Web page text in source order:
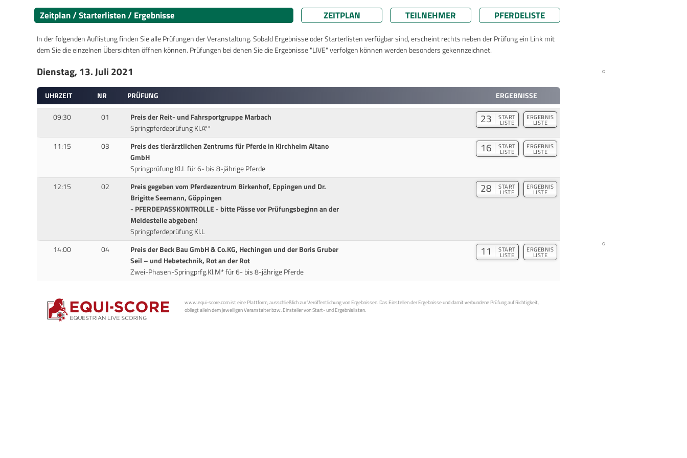
Zeitplan / Starterlisten / Ergebnisse ZEITPLAN TEILNEHMER PFERDELISTE
In der folgenden Auflistung finden Sie alle Prüfungen der Veranstaltung. Sobald Ergebnisse oder Starterlisten verfügbar sind, erscheint rechts neben der Prüfung ein Link mit
dem Sie die einzelnen Übersichten öffnen können. Prüfungen bei denen Sie die Ergebnisse "LIVE" verfolgen können werden besonders gekennzeichnet.
Dienstag, 13. Juli 2021
UHRZEIT NR PRÜFUNG
ERGEBNISSE
09:30
01
Preis der Reit- und Fahrsportgruppe Marbach
Springpferdeprüfung Kl.A**
23 START
LISTE
ERGEBNIS
LISTE
11:15 03
Preis des tierärztlichen Zentrums für Pferde in Kirchheim Altano
GmbH
Springprüfung Kl.L für 6- bis 8-jährige Pferde
16 START
LISTE
ERGEBNIS
LISTE
12:15 02
Preis gegeben vom Pferdezentrum Birkenhof, Eppingen und Dr.
Brigitte Seemann, Göppingen
- PFERDEPASSKONTROLLE - bitte Pässe vor Prüfungsbeginn an der
Meldestelle abgeben!
Springpferdeprüfung Kl.L
28 START
LISTE
ERGEBNIS
LISTE
14:00 04
Preis der Beck Bau GmbH & Co.KG, Hechingen und der Boris Gruber
Seil – und Hebetechnik, Rot an der Rot
Zwei-Phasen-Springprfg.Kl.M* für 6- bis 8-jährige Pferde
11 START
LISTE
ERGEBNIS
LISTE
www.equi-score.com ist eine Plattform, ausschließlich zur Veröffentlichung von Ergebnissen. Das Einstellen der Ergebnisse und damit verbundene Prüfung auf Richtigkeit,
obliegt allein dem jeweiligen Veranstalter bzw. Einsteller von Start- und Ergebnislisten.